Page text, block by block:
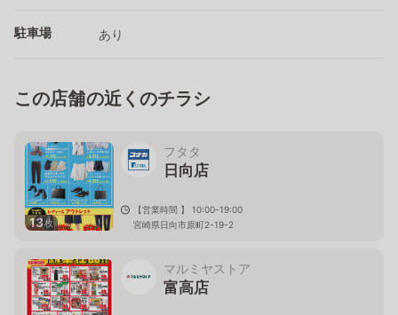
駐車場 あり
この店舗の近くのチラシ
13枚
フタタ
日向店
【営業時間 】 10:00-19:00
宮崎県日向市原町2-19-2
マルミヤストア
富高店